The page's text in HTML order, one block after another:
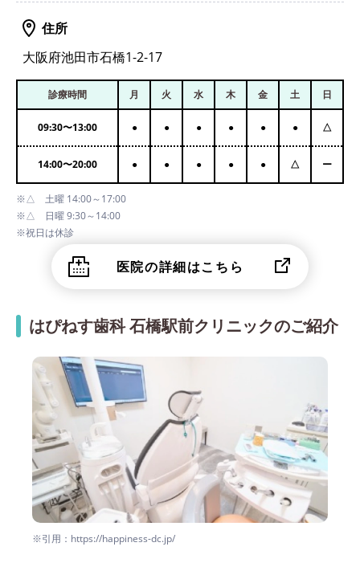
住所
大阪府池田市石橋1-2-17
診療時間 月 火 水 木 金 土 日
09:30〜13:00 ● ● ● ● ● ● △
14:00〜20:00 ● ● ● ● ● △ ー
※△ 土曜 14:00～17:00
※△ 日曜 9:30～14:00
※祝日は休診
医院の詳細はこちら
はぴねす歯科 石橋駅前クリニックのご紹介
※引用：https://happiness-dc.jp/